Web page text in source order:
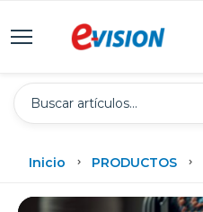
Inicio PRODUCTOS